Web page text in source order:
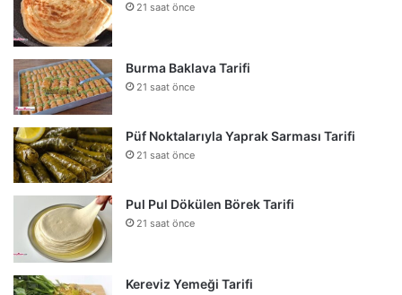
21 saat önce
Burma Baklava Tarifi
21 saat önce
Püf Noktalarıyla Yaprak Sarması Tarifi
21 saat önce
Pul Pul Dökülen Börek Tarifi
21 saat önce
Kereviz Yemeği Tarifi